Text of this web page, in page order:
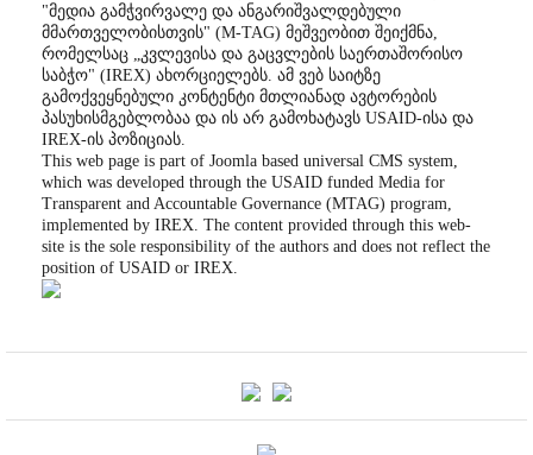
"მედია გამჭვირვალე და ანგარიშვალდებული
მმართველობისთვის" (M-TAG) მეშვეობით შეიქმნა,
რომელსაც „კვლევისა და გაცვლების საერთაშორისო
საბჭო" (IREX) ახორციელებს. ამ ვებ საიტზე
გამოქვეყნებული კონტენტი მთლიანად ავტორების
პასუხისმგებლობაა და ის არ გამოხატავს USAID-ისა და
IREX-ის პოზიციას.
This web page is part of Joomla based universal CMS system,
which was developed through the USAID funded Media for
Transparent and Accountable Governance (MTAG) program,
implemented by IREX. The content provided through this web-
site is the sole responsibility of the authors and does not reflect the
position of USAID or IREX.